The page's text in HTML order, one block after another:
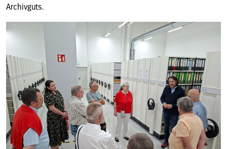
Archivguts.